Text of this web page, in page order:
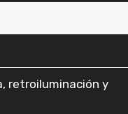
retroiluminación y